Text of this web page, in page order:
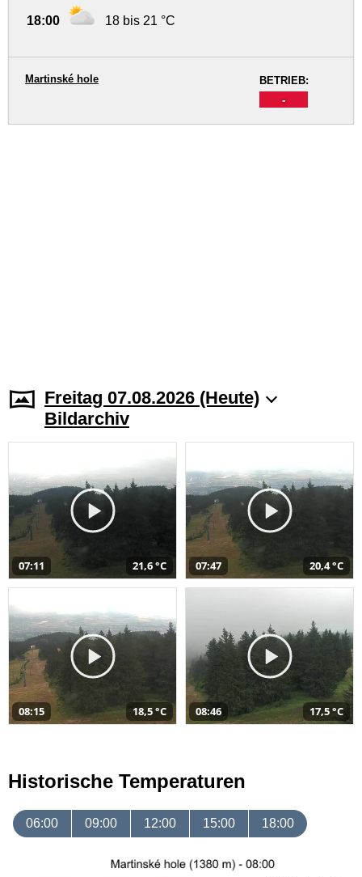
18:00 18 bis 21 °C
BETRIEB:
-
Martinské hole
Freitag 07.08.2026 (Heute)
Bildarchiv
07:11 21,6 °C 07:47 20,4 °C
08:15 18,5 °C 08:46 17,5 °C
Historische Temperaturen
06:00 09:00 12:00 15:00 18:00